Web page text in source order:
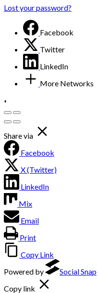
Lost your password?
Facebook
Twitter
LinkedIn
More Networks
Share via
Facebook
X (Twitter)
LinkedIn
Mix
Email
Print
Copy Link
Powered by
Social Snap
Copy link